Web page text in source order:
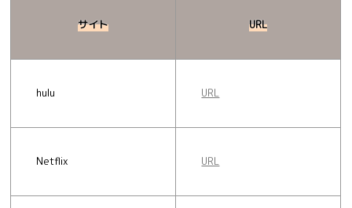
サイト URL
hulu URL
Netflix URL